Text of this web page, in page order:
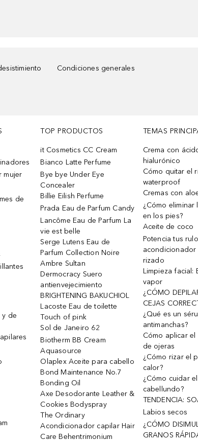
Condiciones generales
mujer
de
y de
TOP PRODUCTOS
it Cosmetics CC Cream
Bianco Latte Perfume
Bye bye Under Eye
Concealer
Billie Eilish Perfume
Prada Eau de Parfum Candy
Lancôme Eau de Parfum La
vie est belle
Serge Lutens Eau de
Parfum Collection Noire
Ambre Sultan
Dermocracy Suero
antienvejecimiento
BRIGHTENING BAKUCHIOL
Lacoste Eau de toilette
Touch of pink
Sol de Janeiro 62
Biotherm BB Cream
Aquasource
Olaplex Aceite para cabello
Bond Maintenance No.7
Bonding Oil
Axe Desodorante Leather &
Cookies Bodyspray
The Ordinary
Acondicionador capilar Hair
Care Behentrimonium
TEMAS
Crema con
hialurónico
Cómo quitar el
waterproof
Cremas con
¿Cómo eliminar
en los pies?
Aceite de coco
Potencia tus
rizado
Limpieza facial:
vapor
¿CÓMO
CEJAS
¿Qué es un
antimanchas?
Cómo aplicar
de ojeras
¿Cómo rizar el
calor?
¿Cómo cuidar
cabellundo?
TENDENCIA:
Labios secos
¿CÓMO
GRANOS